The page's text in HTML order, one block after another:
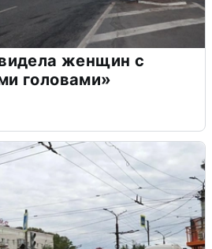
женщин с
головами»